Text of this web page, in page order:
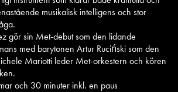
musikalisk intelligens och stor
gör sin Met-debut som den lidande
med barytonen Artur Ruciński som den
Mariotti leder Met-orkestern och kören
och 30 minuter inkl. en paus